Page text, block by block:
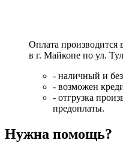
Оплата производится
в г. Майкопе по ул.
- наличный и
- возможен
- отгрузка
предоплаты.
Нужна помощь?